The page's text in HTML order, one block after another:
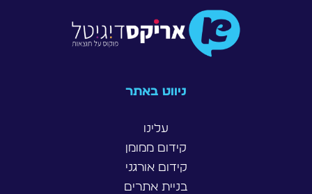
ניווט באתר
עלינו
קידום ממומן
קידום אורגני
בניית אתרים